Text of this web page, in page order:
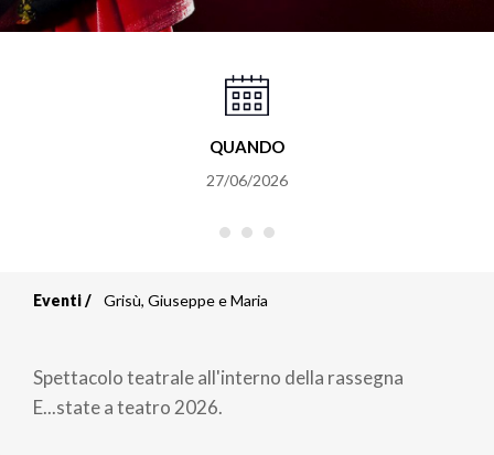
QUANDO
27/06/2026
Briciole
di
pane
Eventi Grisù, Giuseppe e Maria
Spettacolo teatrale all'interno della rassegna
E...state a teatro 2026.